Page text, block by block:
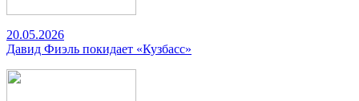
20.05.2026
Давид Фиэль покидает «Кузбасс»